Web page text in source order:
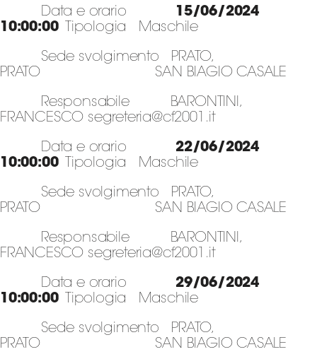
Data e orario 15/06/2024
10:00:00Tipologia Maschile
Sede svolgimento PRATO,
PRATO SAN BIAGIO CASALE
Responsabile BARONTINI,
FRANCESCO segreteria@cf2001.it
Data e orario 22/06/2024
10:00:00Tipologia Maschile
Sede svolgimento PRATO,
PRATO SAN BIAGIO CASALE
Responsabile BARONTINI,
FRANCESCO segreteria@cf2001.it
Data e orario 29/06/2024
10:00:00Tipologia Maschile
Sede svolgimento PRATO,
PRATO SAN BIAGIO CASALE